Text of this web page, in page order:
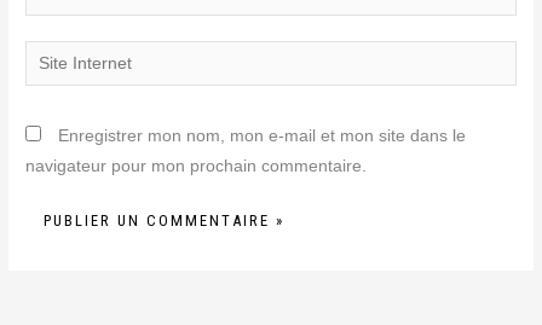
Site
Internet
Enregistrer mon nom, mon e-mail et mon site dans le
navigateur pour mon prochain commentaire.